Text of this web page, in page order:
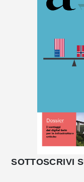
SOTTOSCRIVI